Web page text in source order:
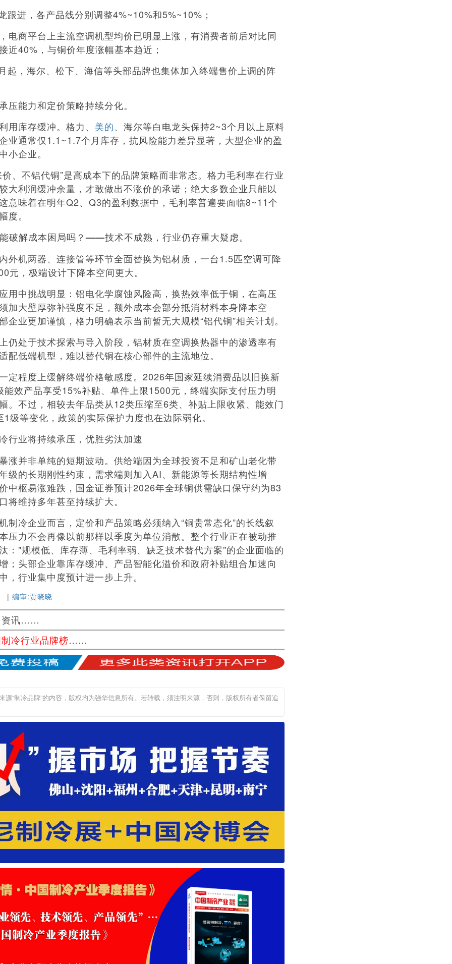
，各产品线分别调整4%~10%和5%~10%；
平台上主流空调机型均价已明显上涨，有消费者前后对比同
近40%，与铜价年度涨幅基本趋近；
海尔、松下、海信等头部品牌也集体加入终端售价上调的阵
力和定价策略持续分化。
库存缓冲。格力、 美的、海尔等白电龙头保持2~3个月以上原料
业通常仅1.1~1.7个月库存，抗风险能力差异显著，大型企业的盈
小企业。
不铝代铜”是高成本下的品牌策略而非常态。格力毛利率在行业
大利润缓冲余量，才敢做出不涨价的承诺；绝大多数企业只能以
意味着在明年Q2、Q3的盈利数据中，毛利率普遍要面临8~11个
度。
破解成本困局吗？——技术不成熟，行业仍存重大疑虑。
两器、连接管等环节全面替换为铝材质，一台1.5匹空调可降
元，极端设计下降本空间更大。
挑战明显：铝电化学腐蚀风险高，换热效率低于铜，在高压
加大壁厚弥补强度不足，额外成本会部分抵消材料本身降本空
企业更加谨慎，格力明确表示当前暂无大规模“铝代铜”相关计划。
于技术探索与导入阶段，铝材质在空调换热器中的渗透率有
配低端机型，难以替代铜在核心部件的主流地位。
度上缓解终端价格敏感度。2026年国家延续消费品以旧换新
能效产品享受15%补贴、单件上限1500元，终端实际支付压力明
。不过，相较去年品类从12类压缩至6类、补贴上限收紧、能效门
级等变化，政策的实际保护力度也在边际弱化。
行业将持续承压，优胜劣汰加速
非单纯的短期波动。供给端因为全球投资不足和矿山老化带
级的长期刚性约束，需求端则加入AI、新能源等长期结构性增
中枢易涨难跌，国金证券预计2026年全球铜供需缺口保守约为83
将维持多年甚至持续扩大。
企业而言，定价和产品策略必须纳入“铜贵常态化”的长线叙
压力不会再像以前那样以季度为单位消散。整个行业正在被动推
："规模低、库存薄、毛利率弱、缺乏技术替代方案"的企业面临的
；头部企业靠库存缓冲、产品智能化溢价和政府补贴组合加速向
，行业集中度预计进一步上升。
| 编审:贾晓晓
资讯……
冷行业品牌榜……
源“制冷品牌”的内容，版权均为强华信息所有。若转载，须注明来源，否则，版权所有者保留追